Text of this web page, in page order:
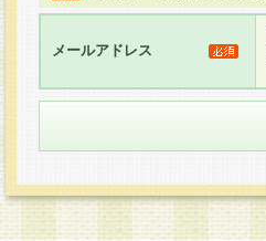
メールアドレス